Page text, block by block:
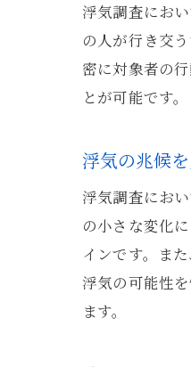
浮気調査にお
の人が行き交
密に対象者の
とが可能です
浮気の兆候
浮気調査にお
の小さな変化
インです。ま
浮気の可能性
ます。